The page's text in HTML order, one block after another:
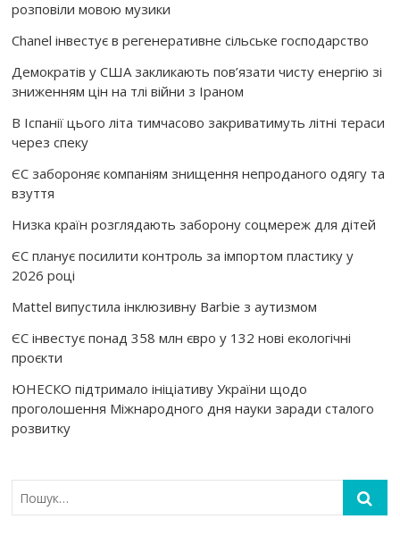
розповіли мовою музики
Chanel інвестує в регенеративне сільське господарство
Демократів у США закликають пов’язати чисту енергію зі
зниженням цін на тлі війни з Іраном
В Іспанії цього літа тимчасово закриватимуть літні тераси
через спеку
ЄС забороняє компаніям знищення непроданого одягу та
взуття
Низка країн розглядають заборону соцмереж для дітей
ЄС планує посилити контроль за імпортом пластику у
2026 році
Mattel випустила інклюзивну Barbie з аутизмом
ЄС інвестує понад 358 млн євро у 132 нові екологічні
проєкти
ЮНЕСКО підтримало ініціативу України щодо
проголошення Міжнародного дня науки заради сталого
розвитку